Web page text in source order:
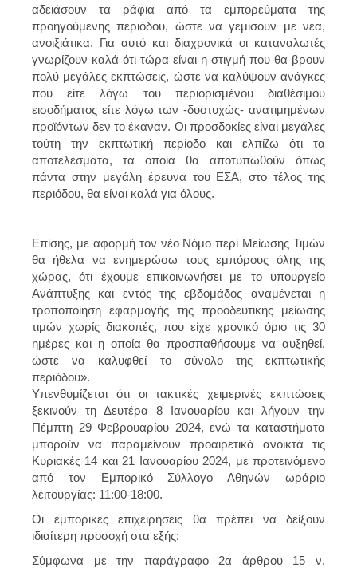
αδειάσουν τα ράφια από τα εμπορεύματα της
προηγούμενης περιόδου, ώστε να γεμίσουν με νέα,
ανοιξιάτικα. Για αυτό και διαχρονικά οι καταναλωτές
γνωρίζουν καλά ότι τώρα είναι η στιγμή που θα βρουν
πολύ μεγάλες εκπτώσεις, ώστε να καλύψουν ανάγκες
που είτε λόγω του περιορισμένου διαθέσιμου
εισοδήματος είτε λόγω των -δυστυχώς- ανατιμημένων
προϊόντων δεν το έκαναν. Οι προσδοκίες είναι μεγάλες
τούτη την εκπτωτική περίοδο και ελπίζω ότι τα
αποτελέσματα, τα οποία θα αποτυπωθούν όπως
πάντα στην μεγάλη έρευνα του ΕΣΑ, στο τέλος της
περιόδου, θα είναι καλά για όλους.
Επίσης, με αφορμή τον νέο Νόμο περί Μείωσης Τιμών
θα ήθελα να ενημερώσω τους εμπόρους όλης της
χώρας, ότι έχουμε επικοινωνήσει με το υπουργείο
Ανάπτυξης και εντός της εβδομάδος αναμένεται η
τροποποίηση εφαρμογής της προοδευτικής μείωσης
τιμών χωρίς διακοπές, που είχε χρονικό όριο τις 30
ημέρες και η οποία θα προσπαθήσουμε να αυξηθεί,
ώστε να καλυφθεί το σύνολο της εκπτωτικής
περιόδου».
Υπενθυμίζεται ότι οι τακτικές χειμερινές εκπτώσεις
ξεκινούν τη Δευτέρα 8 Ιανουαρίου και λήγουν την
Πέμπτη 29 Φεβρουαρίου 2024, ενώ τα καταστήματα
μπορούν να παραμείνουν προαιρετικά ανοικτά τις
Κυριακές 14 και 21 Ιανουαρίου 2024, με προτεινόμενο
από τον Εμπορικό Σύλλογο Αθηνών ωράριο
λειτουργίας: 11:00-18:00.
Οι εμπορικές επιχειρήσεις θα πρέπει να δείξουν
ιδιαίτερη προσοχή στα εξής:
Σύμφωνα με την παράγραφο 2α άρθρου 15 ν.